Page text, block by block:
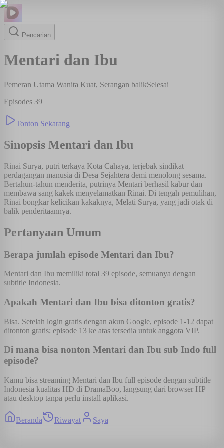
Pencarian
Mentari dan Ibu
Pemeran Utama Wanita Kuat, Serangan balikSelesai
Episodes 39
Tonton Sekarang
Sinopsis Mentari dan Ibu
Rinai Surya, putri terkaya Kota Cahaya, terjebak sindikat
perdagangan manusia di Desa Sejahtera demi menolong sesama.
Bertahun-tahun menderita, putrinya Mentari berhasil kabur dan
membawa sang kakek menyelamatkan Rinai. Di tengah pemulihan,
Rinai bongkar kelicikan kakaknya, Melati Surya, yang jadi otak di
balik penderitaannya.
Pertanyaan Umum
Berapa jumlah episode Mentari dan Ibu?
Mentari dan Ibu memiliki total 39 episode, semuanya dengan
subtitle Indonesia.
Apakah Mentari dan Ibu bisa ditonton gratis?
Bisa. Setelah login gratis dengan akun Google, episode 1-12 dapat
ditonton gratis; episode 13 ke atas tersedia untuk anggota VIP.
Di mana bisa nonton Mentari dan Ibu sub Indo full
episode?
Kamu bisa streaming Mentari dan Ibu full episode dengan subtitle
Indonesia kualitas HD di DramaBoo, langsung dari browser HP
atau desktop tanpa perlu install aplikasi.
Beranda Riwayat Saya